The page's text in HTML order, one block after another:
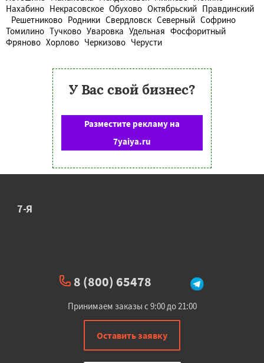
Нахабино Некрасовское Обухово Октябрьский Правдинский
Решетниково Родники Свердловск Северный Софрино
Томилино Тучково Уваровка Удельная Фосфоритный
Фряново Хорлово Черкизово Черусти
У Вас свой бизнес?
Разместите рекламу на
7yaiya.ru
7-Я
8 (800) 65478
Принимаем заказы с 9:00 до 21:00
Оставить заявку